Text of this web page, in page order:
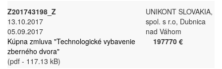
Z201743198_Z
13.10.2017
05.09.2017
Kúpna zmluva "Technologické vybavenie
zberného dvora"
(pdf - 117.13 kB)
UNIKONT SLOVAKIA,
spol. s r.o, Dubnica
nad Váhom
197770 €